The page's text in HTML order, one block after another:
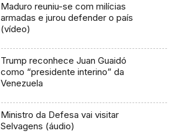
Maduro reuniu-se com milícias
armadas e jurou defender o país
(vídeo)
Trump reconhece Juan Guaidó
como “presidente interino” da
Venezuela
Ministro da Defesa vai visitar
Selvagens (áudio)